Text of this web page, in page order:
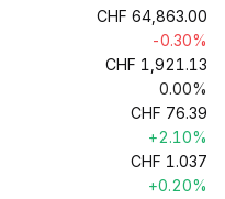
CHF 64,863.00
-0.30%
CHF 1,921.13
0.00%
CHF 76.39
+2.10%
CHF 1.037
+0.20%